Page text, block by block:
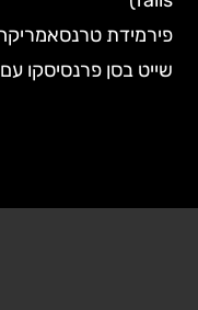
פירמידת
שייט בסן פרנסיסקו